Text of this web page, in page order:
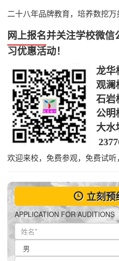
二十八年品牌教育，培养数挖万
网上报名并关注学校微信
习优惠活动！
龙华
观澜
石岩
公明
大水
欢迎来校，免费参观，免费试听
立刻预
APPLICATION FOR AUDITIONS